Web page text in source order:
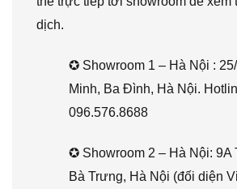
dịch.
✪ Showroom 1 – Hà Nội :
Minh, Ba Đình, Hà Nội.
096.576.8688
✪ Showroom 2 – Hà Nội: 9A
Bà Trưng, Hà Nội (đối diện